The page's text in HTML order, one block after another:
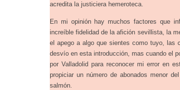
acredita la justiciera hemeroteca.
En mi opinión hay muchos factores que
increíble fidelidad de la afición sevillista, la
el apego a algo que sientes como tuyo,
desvío en esta introducción, mas cuando el
por Valladolid para reconocer mi error en
propiciar un número de abonados menor
salmón.